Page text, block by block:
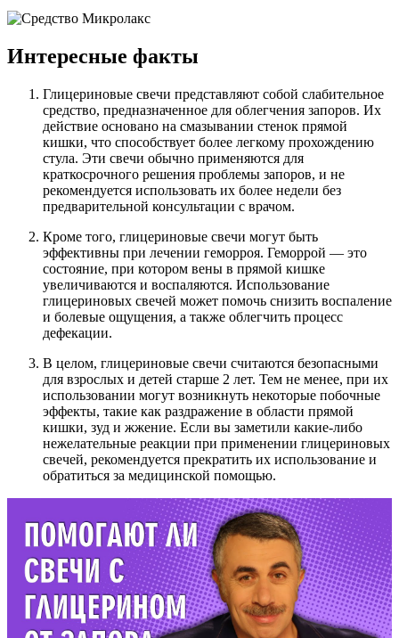
Интересные факты
Глицериновые свечи представляют собой слабительное
средство, предназначенное для облегчения запоров. Их
действие основано на смазывании стенок прямой
кишки, что способствует более легкому прохождению
стула. Эти свечи обычно применяются для
краткосрочного решения проблемы запоров, и не
рекомендуется использовать их более недели без
предварительной консультации с врачом.
Кроме того, глицериновые свечи могут быть
эффективны при лечении геморроя. Геморрой — это
состояние, при котором вены в прямой кишке
увеличиваются и воспаляются. Использование
глицериновых свечей может помочь снизить воспаление
и болевые ощущения, а также облегчить процесс
дефекации.
В целом, глицериновые свечи считаются безопасными
для взрослых и детей старше 2 лет. Тем не менее, при их
использовании могут возникнуть некоторые побочные
эффекты, такие как раздражение в области прямой
кишки, зуд и жжение. Если вы заметили какие-либо
нежелательные реакции при применении глицериновых
свечей, рекомендуется прекратить их использование и
обратиться за медицинской помощью.